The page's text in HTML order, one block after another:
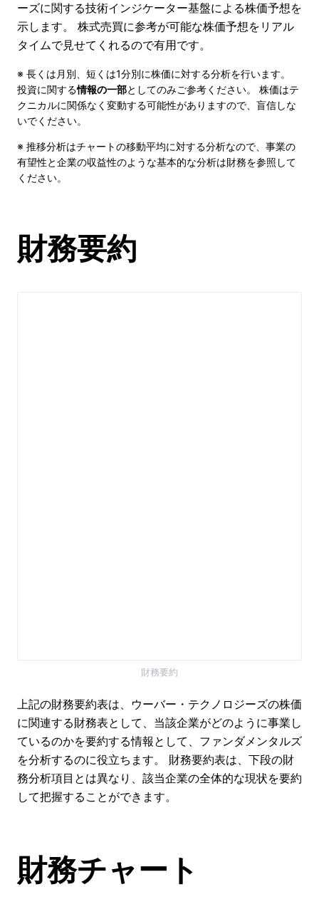
ーズに関する技術インジケーター基盤による株価予想を
示します。 株式売買に参考が可能な株価予想をリアル
タイムで見せてくれるので有用です。
※ 長くは月別、短くは1分別に株価に対する分析を行います。
投資に関する情報の一部としてのみご参考ください。 株価はテ
クニカルに関係なく変動する可能性がありますので、盲信しな
いでください。
※ 推移分析はチャートの移動平均に対する分析なので、事業の
有望性と企業の収益性のような基本的な分析は財務を参照して
ください。
財務要約
財務要約
上記の財務要約表は、ウーバー・テクノロジーズの株価
に関連する財務表として、当該企業がどのように事業し
ているのかを要約する情報として、ファンダメンタルズ
を分析するのに役立ちます。 財務要約表は、下段の財
務分析項目とは異なり、該当企業の全体的な現状を要約
して把握することができます。
財務チャート